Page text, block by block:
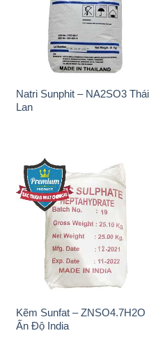
Natri Sunphit – NA2SO3 Thái
Lan
Kẽm Sunfat – ZNSO4.7H2O
Ấn Độ India